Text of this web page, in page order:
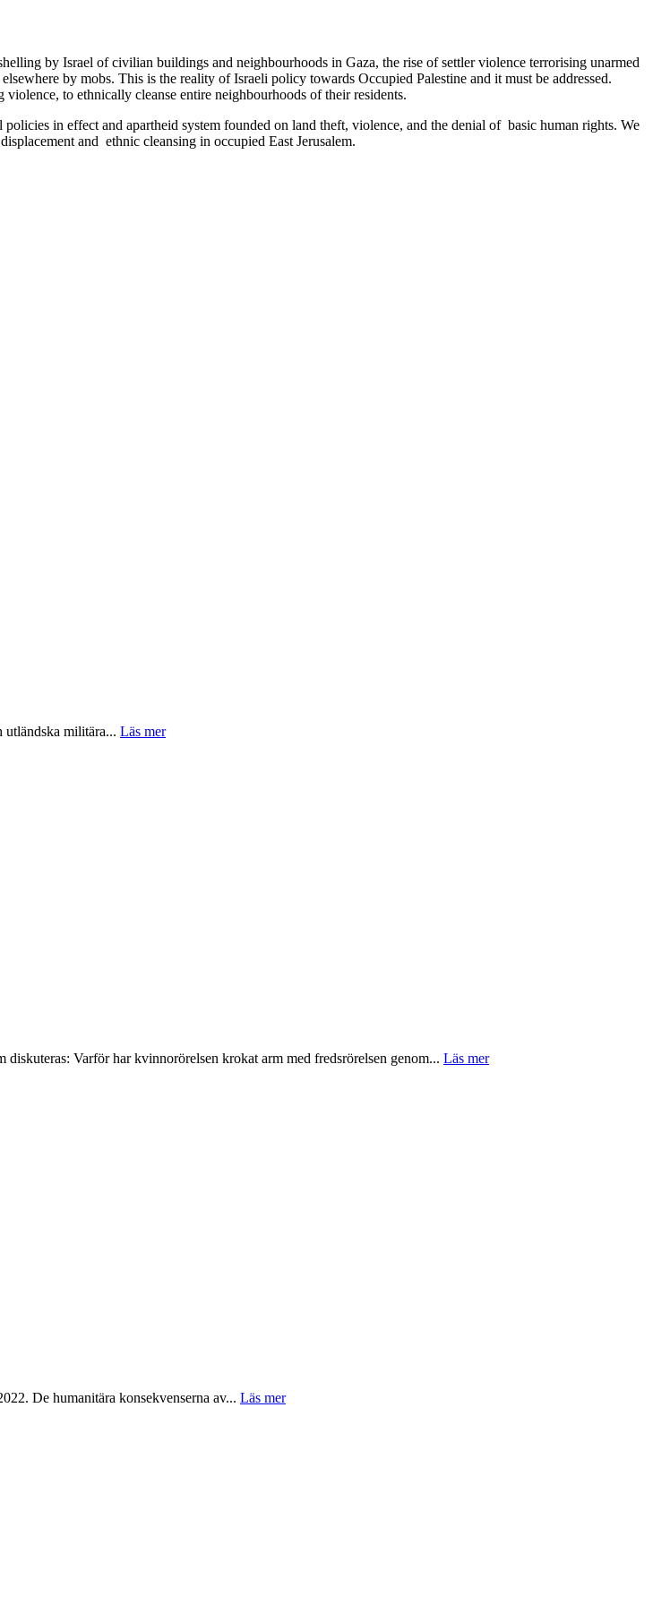
by Israel of civilian buildings and neighbourhoods in Gaza, the rise of settler violence terrorising unarmed
by mobs. This is the reality of Israeli policy towards Occupied Palestine and it must be addressed.
to ethnically cleanse entire neighbourhoods of their residents.
in effect and apartheid system founded on land theft, violence, and the denial of basic human rights. We
and ethnic cleansing in occupied East Jerusalem.
utländska militära... Läs mer
Varför har kvinnorörelsen krokat arm med fredsrörelsen genom... Läs mer
De humanitära konsekvenserna av... Läs mer